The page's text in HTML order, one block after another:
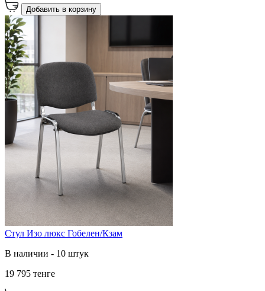
Добавить в корзину
Стул Изо люкс Гобелен/Кзам
В наличии - 10 штук
19 795 тенге